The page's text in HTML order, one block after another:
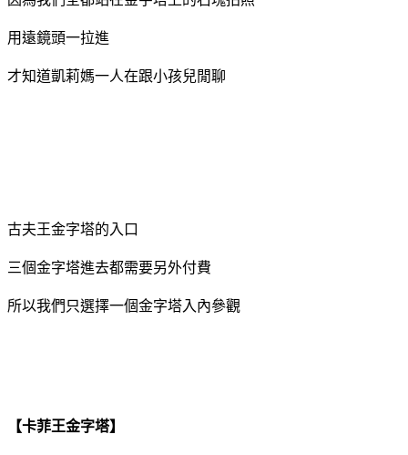
用遠鏡頭一拉進
才知道凱莉媽一人在跟小孩兒閒聊
古夫王金字塔的入口
三個金字塔進去都需要另外付費
所以我們只選擇一個金字塔入內參觀
【卡菲王金字塔】